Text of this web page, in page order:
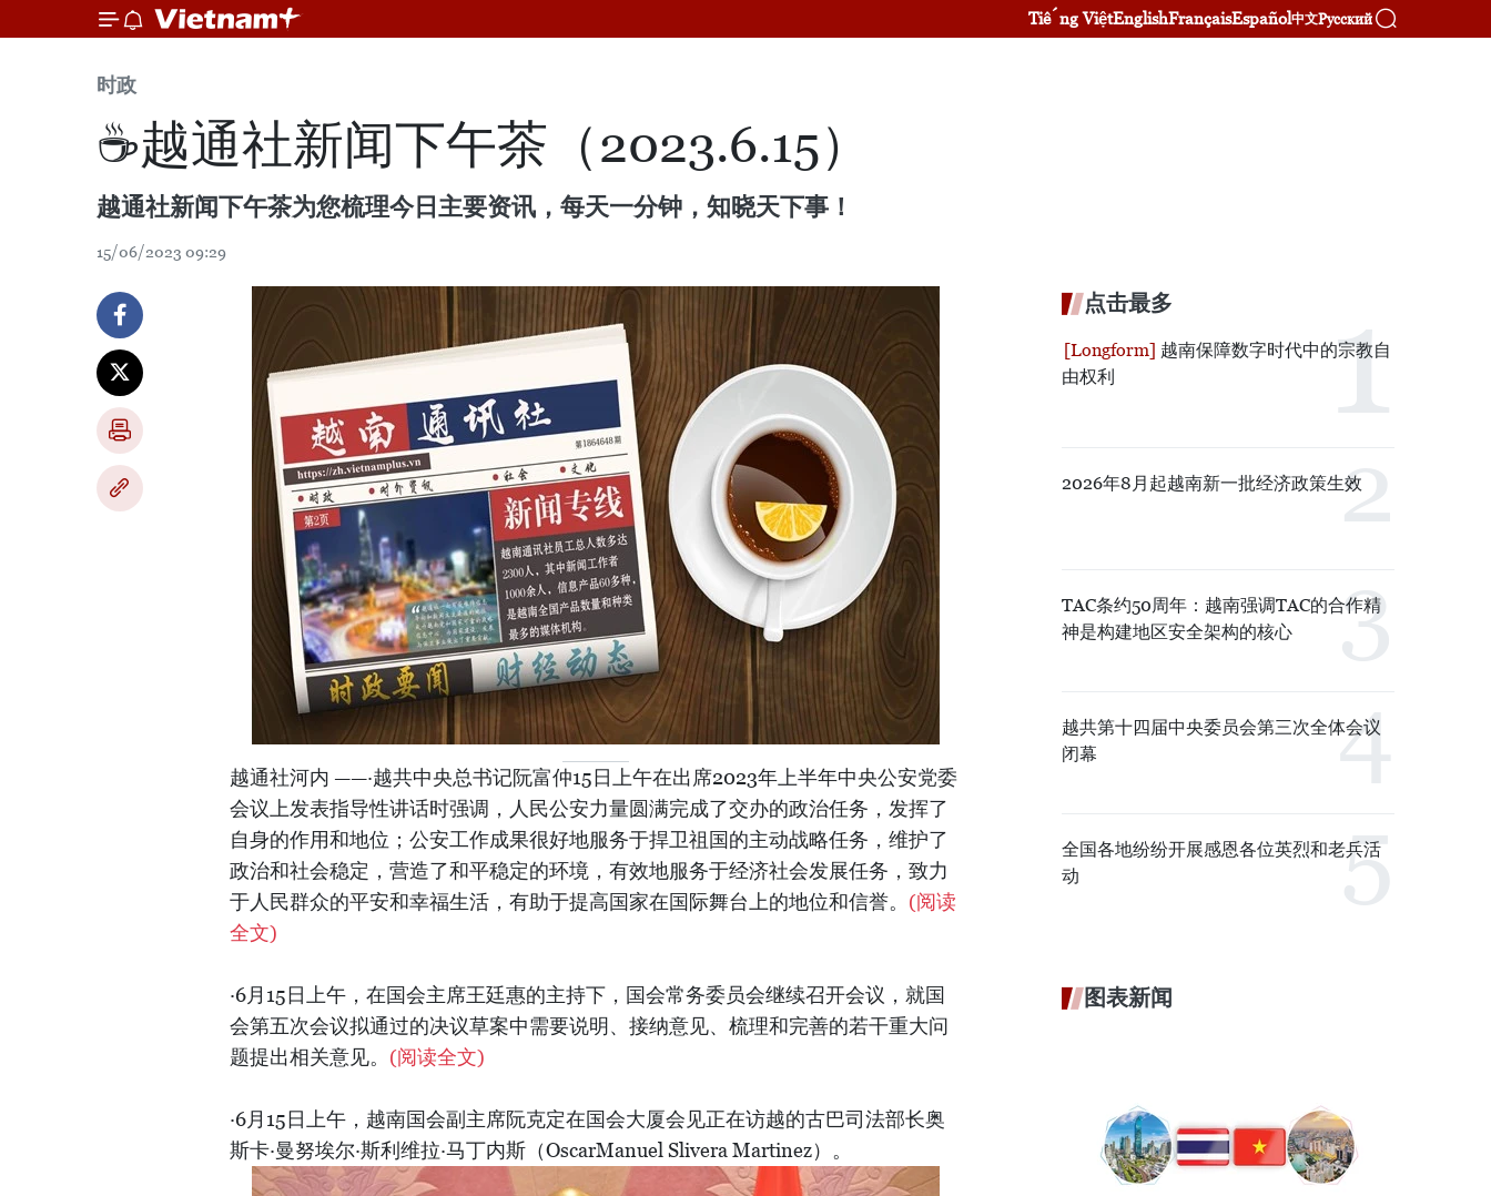
Tiếng ViệtEnglishFrançaisEspañol中文Русский
时政
☕️越通社新闻下午茶（2023.6.15）
越通社新闻下午茶为您梳理今日主要资讯，每天一分钟，知晓天下事！
15/06/2023 09:29
越通社河内 ——·越共中央总书记阮富仲15日上午在出席2023年上半年中央公安党委
会议上发表指导性讲话时强调，人民公安力量圆满完成了交办的政治任务，发挥了
自身的作用和地位；公安工作成果很好地服务于捍卫祖国的主动战略任务，维护了
政治和社会稳定，营造了和平稳定的环境，有效地服务于经济社会发展任务，致力
于人民群众的平安和幸福生活，有助于提高国家在国际舞台上的地位和信誉。 (阅读
全文)
·6月15日上午，在国会主席王廷惠的主持下，国会常务委员会继续召开会议，就国
会第五次会议拟通过的决议草案中需要说明、接纳意见、梳理和完善的若干重大问
题提出相关意见。 (阅读全文)
·6月15日上午，越南国会副主席阮克定在国会大厦会见正在访越的古巴司法部长奥
斯卡·曼努埃尔·斯利维拉·马丁内斯（OscarManuel Slivera Martinez）。
点击最多
越南保障数字时代中的宗教自
由权利
2026年8月起越南新一批经济政策生效
TAC条约50周年：越南强调TAC的合作精
神是构建地区安全架构的核心
越共第十四届中央委员会第三次全体会议
闭幕
全国各地纷纷开展感恩各位英烈和老兵活
动
图表新闻